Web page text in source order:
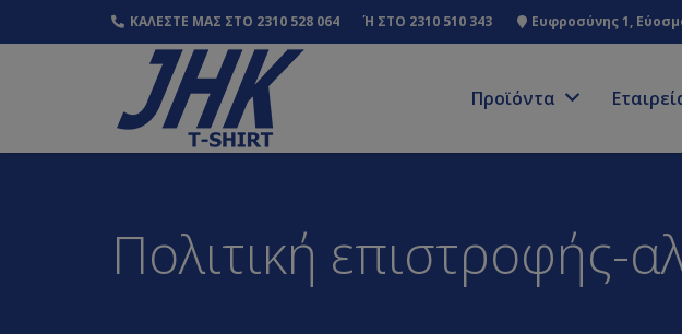
ΚΑΛΕΣΤΕ ΜΑΣ ΣΤΟ 2310 528 064 Ή ΣΤΟ 2310 510 343 Ευφροσύνης 1,
Προϊόντα
Πολιτική επιστροφής-